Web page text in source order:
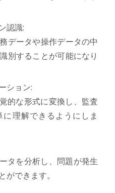
認識:
データや操作データの中
別することが可能になり
ション:
的な形式に変換し、監査
理解できるようにしま
タを分析し、問題が発生
ができます。